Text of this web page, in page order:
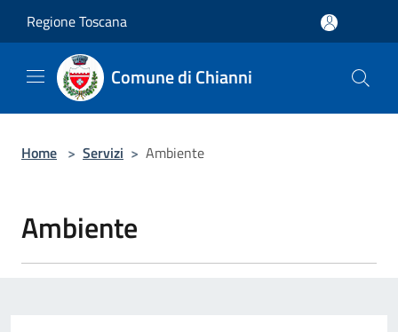
Regione Toscana
Comune di Chianni
Home > Servizi > Ambiente
Ambiente